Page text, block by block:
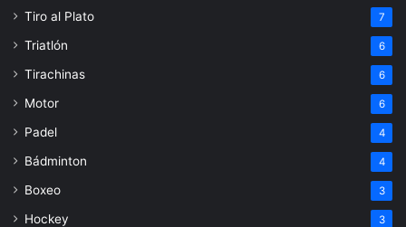
Tiro al Plato 7
Triatlón 6
Tirachinas 6
Motor 6
Padel 4
Bádminton 4
Boxeo 3
Hockey 3